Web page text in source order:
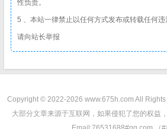
性负责。
5 、本站一律禁止以任何方式发布或转载任何
请向站长举报
Copyright © 2022-2026 www.675h.com All
大部分文章来源于互联网，如果侵犯了您的权益